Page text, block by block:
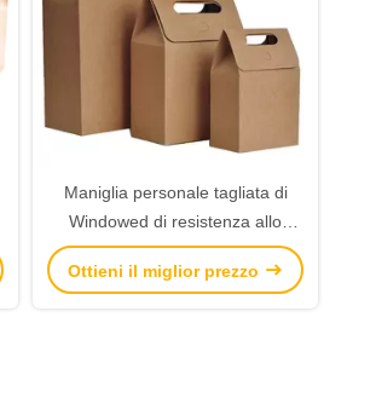
Maniglia personale tagliata di
Windowed di resistenza allo
strappo dei sacchi di carta di
Brown alta
Ottieni il miglior prezzo